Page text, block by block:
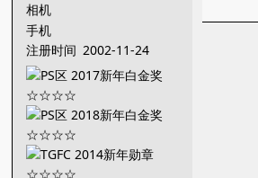
相机
手机
注册时间 2002-11-24